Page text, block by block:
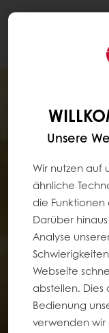
Unsere
Wir nutzen auf
ähnliche
die Funktionen
Darüber
Analyse
Webseite
abstellen.
Bedienung
verwenden wir